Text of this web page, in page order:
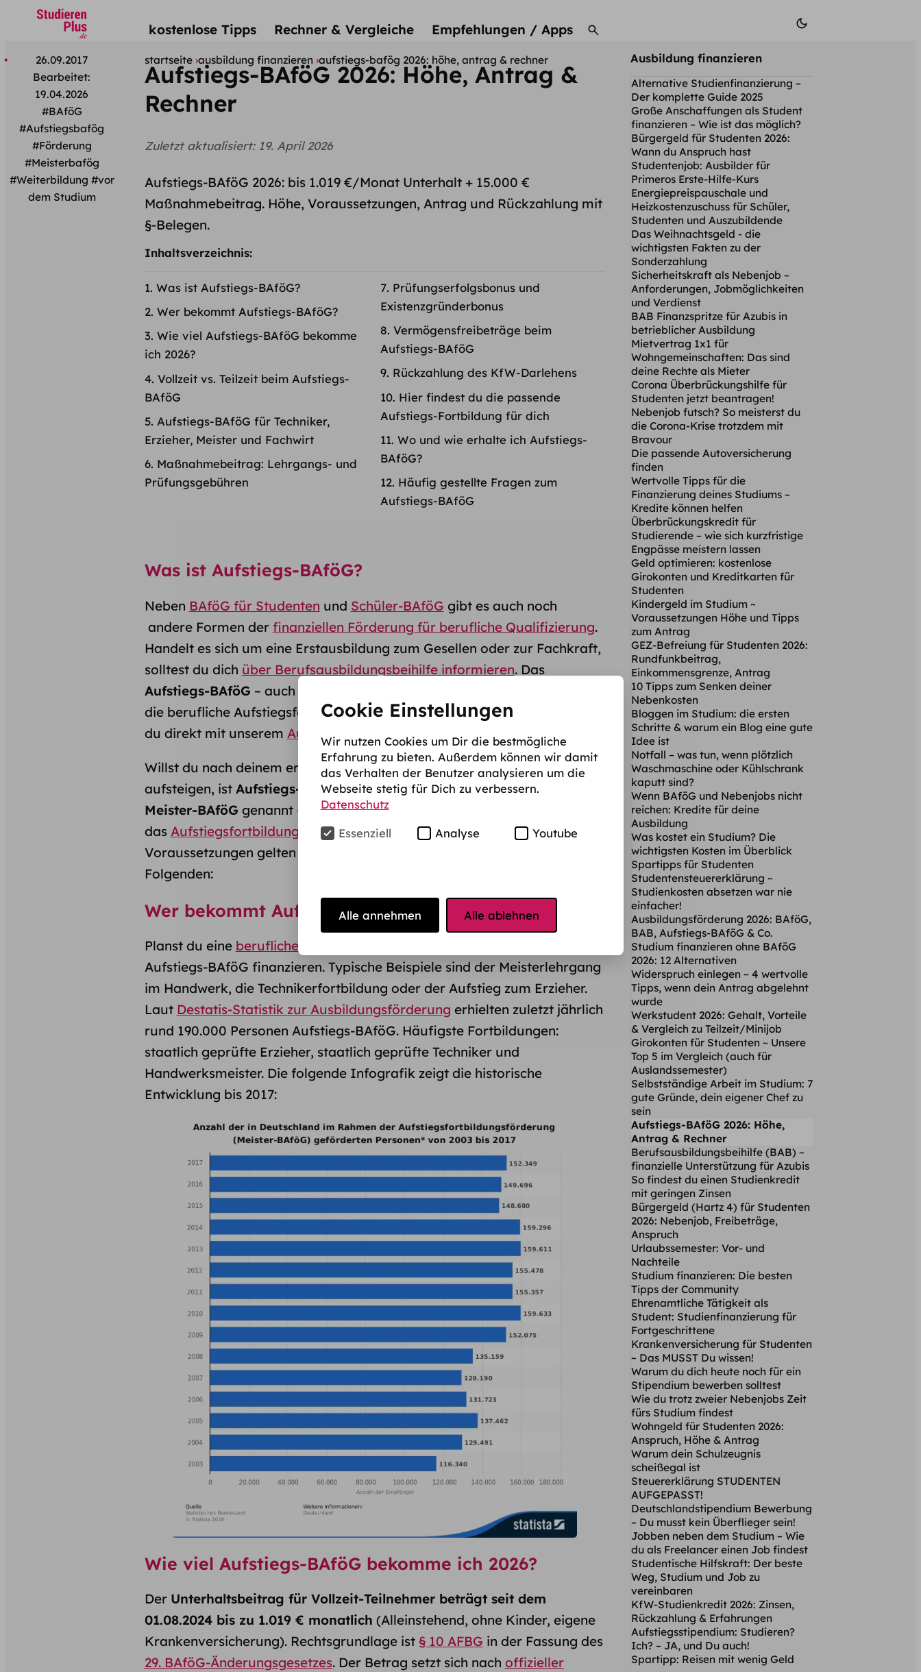
kostenlose Tipps Rechner & Vergleiche Empfehlungen / Apps
startseite ausbildung finanzieren aufstiegs-bafög 2026: höhe, antrag & rechner
26.09.2017
Bearbeitet:
19.04.2026
#BAföG
#Aufstiegsbafög
#Förderung
#Meisterbafög
#Weiterbildung #vor
dem Studium
Aufstiegs-BAföG 2026: Höhe, Antrag &
Rechner
Zuletzt aktualisiert: 19. April 2026
Aufstiegs-BAföG 2026: bis 1.019 €/Monat Unterhalt + 15.000 €
Maßnahmebeitrag. Höhe, Voraussetzungen, Antrag und Rückzahlung mit
§-Belegen.
Inhaltsverzeichnis:
Was ist Aufstiegs-BAföG?
Wer bekommt Aufstiegs-BAföG?
Wie viel Aufstiegs-BAföG bekomme
ich 2026?
Vollzeit vs. Teilzeit beim Aufstiegs-
BAföG
Aufstiegs-BAföG für Techniker,
Erzieher, Meister und Fachwirt
Maßnahmebeitrag: Lehrgangs- und
Prüfungsgebühren
Prüfungserfolgsbonus und
Existenzgründerbonus
Vermögensfreibeträge beim
Aufstiegs-BAföG
Rückzahlung des KfW-Darlehens
Hier findest du die passende
Aufstiegs-Fortbildung für dich
Wo und wie erhalte ich Aufstiegs-
BAföG?
Häufig gestellte Fragen zum
Aufstiegs-BAföG
Was ist Aufstiegs-BAföG?
Neben BAföG für Studenten und Schüler-BAföG gibt es auch noch
andere Formen der finanziellen Förderung für berufliche Qualifizierung.
Handelt es sich um eine Erstausbildung zum Gesellen oder zur Fachkraft,
solltest du dich über Berufsausbildungsbeihilfe informieren. Das
Aufstiegs-BAföG – auch bekannt als
die berufliche Aufstiegsfortbildung; deinen individuellen Anspruch kannst
du direkt mit unserem Aufstiegs-BAföG-Rechner einschätzen.
Willst du nach deinem ersten Berufsabschluss ohne Studium weiter
aufsteigen, ist Aufstiegs-BAföG– umgangssprachlich auch einfach
Meister-BAföG genannt – wahrscheinlich das Richtige für dich. Hier gilt
das Aufstiegsfortbildungsgesetz(AFBG). Wer in Frage kommt, welche
Voraussetzungen gelten und wie viel Geld dir zusteht, erfährst du im
Folgenden:
Wer bekommt Aufstiegs-BAföG?
Planst du eine berufliche Aufstiegsfortbildung
Aufstiegs-BAföG finanzieren. Typische Beispiele sind der Meisterlehrgang
im Handwerk, die Technikerfortbildung oder der Aufstieg zum Erzieher.
Laut Destatis-Statistik zur Ausbildungsförderung erhielten zuletzt jährlich
rund 190.000 Personen Aufstiegs-BAföG. Häufigste Fortbildungen:
staatlich geprüfte Erzieher, staatlich geprüfte Techniker und
Handwerksmeister. Die folgende Infografik zeigt die historische
Entwicklung bis 2017:
Wie viel Aufstiegs-BAföG bekomme ich 2026?
Der Unterhaltsbeitrag für Vollzeit-Teilnehmer beträgt seit dem
01.08.2024 bis zu 1.019 € monatlich (Alleinstehend, ohne Kinder, eigene
Krankenversicherung). Rechtsgrundlage ist § 10 AFBG in der Fassung des
29. BAföG-Änderungsgesetzes. Der Betrag setzt sich nach offizieller
Ausbildung finanzieren
Alternative Studienfinanzierung –
Der komplette Guide 2025
Große Anschaffungen als Student
finanzieren – Wie ist das möglich?
Bürgergeld für Studenten 2026:
Wann du Anspruch hast
Studentenjob: Ausbilder für
Primeros Erste-Hilfe-Kurs
Energiepreispauschale und
Heizkostenzuschuss für Schüler,
Studenten und Auszubildende
Das Weihnachtsgeld - die
wichtigsten Fakten zu der
Sonderzahlung
Sicherheitskraft als Nebenjob –
Anforderungen, Jobmöglichkeiten
und Verdienst
BAB Finanzspritze für Azubis in
betrieblicher Ausbildung
Mietvertrag 1x1 für
Wohngemeinschaften: Das sind
deine Rechte als Mieter
Corona Überbrückungshilfe für
Studenten jetzt beantragen!
Nebenjob futsch? So meisterst du
die Corona-Krise trotzdem mit
Bravour
Die passende Autoversicherung
finden
Wertvolle Tipps für die
Finanzierung deines Studiums –
Kredite können helfen
Überbrückungskredit für
Studierende – wie sich kurzfristige
Engpässe meistern lassen
Geld optimieren: kostenlose
Girokonten und Kreditkarten für
Studenten
Kindergeld im Studium ~
Voraussetzungen Höhe und Tipps
zum Antrag
GEZ-Befreiung für Studenten 2026:
Rundfunkbeitrag,
Einkommensgrenze, Antrag
10 Tipps zum Senken deiner
Nebenkosten
Bloggen im Studium: die ersten
Schritte & warum ein Blog eine gute
Idee ist
Notfall – was tun, wenn plötzlich
Waschmaschine oder Kühlschrank
kaputt sind?
Wenn BAföG und Nebenjobs nicht
reichen: Kredite für deine
Ausbildung
Was kostet ein Studium? Die
wichtigsten Kosten im Überblick
Spartipps für Studenten
Studentensteuererklärung ~
Studienkosten absetzen war nie
einfacher!
Ausbildungsförderung 2026: BAföG,
BAB, Aufstiegs-BAföG & Co.
Studium finanzieren ohne BAföG
2026: 12 Alternativen
Widerspruch einlegen ~ 4 wertvolle
Tipps, wenn dein Antrag abgelehnt
wurde
Werkstudent 2026: Gehalt, Vorteile
& Vergleich zu Teilzeit/Minijob
Girokonten für Studenten ~ Unsere
Top 5 im Vergleich (auch für
Auslandssemester)
Selbstständige Arbeit im Studium: 7
gute Gründe, dein eigener Chef zu
sein
Aufstiegs-BAföG 2026: Höhe,
Antrag & Rechner
Berufsausbildungsbeihilfe (BAB) ~
finanzielle Unterstützung für Azubis
So findest du einen Studienkredit
mit geringen Zinsen
Bürgergeld (Hartz 4) für Studenten
2026: Nebenjob, Freibeträge,
Anspruch
Urlaubssemester: Vor- und
Nachteile
Studium finanzieren: Die besten
Tipps der Community
Ehrenamtliche Tätigkeit als
Student: Studienfinanzierung für
Fortgeschrittene
Krankenversicherung für Studenten
~ Das MUSST Du wissen!
Warum du dich heute noch für ein
Stipendium bewerben solltest
Wie du trotz zweier Nebenjobs Zeit
fürs Studium findest
Wohngeld für Studenten 2026:
Anspruch, Höhe & Antrag
Warum dein Schulzeugnis
scheißegal ist
Steuererklärung STUDENTEN
AUFGEPASST!
Deutschlandstipendium Bewerbung
– Du musst kein Überflieger sein!
Jobben neben dem Studium – Wie
du als Freelancer einen Job findest
Studentische Hilfskraft: Der beste
Weg, Studium und Job zu
vereinbaren
KfW-Studienkredit 2026: Zinsen,
Rückzahlung & Erfahrungen
Aufstiegsstipendium: Studieren?
Ich? – JA, und Du auch!
Spartipp: Reisen mit wenig Geld
Cookie Einstellungen
Wir nutzen Cookies um Dir die bestmögliche
Erfahrung zu bieten. Außerdem können wir damit
das Verhalten der Benutzer analysieren um die
Webseite stetig für Dich zu verbessern.
Datenschutz
Essenziell
Analyse Youtube
Alle annehmen Alle ablehnen